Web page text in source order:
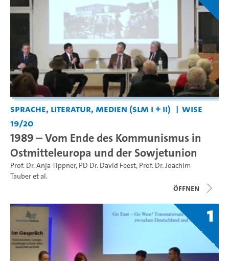
Sprache, Literatur, Medien (SLM I + II)
WiSe
19/20
1989 – Vom Ende des Kommunismus in
Ostmitteleuropa und der Sowjetunion
Prof. Dr. Anja Tippner, PD Dr. David Feest, Prof. Dr. Joachim
Tauberet al.
Öffnen
1